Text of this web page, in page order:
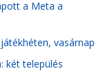
a Meta a
vasárnap
két település